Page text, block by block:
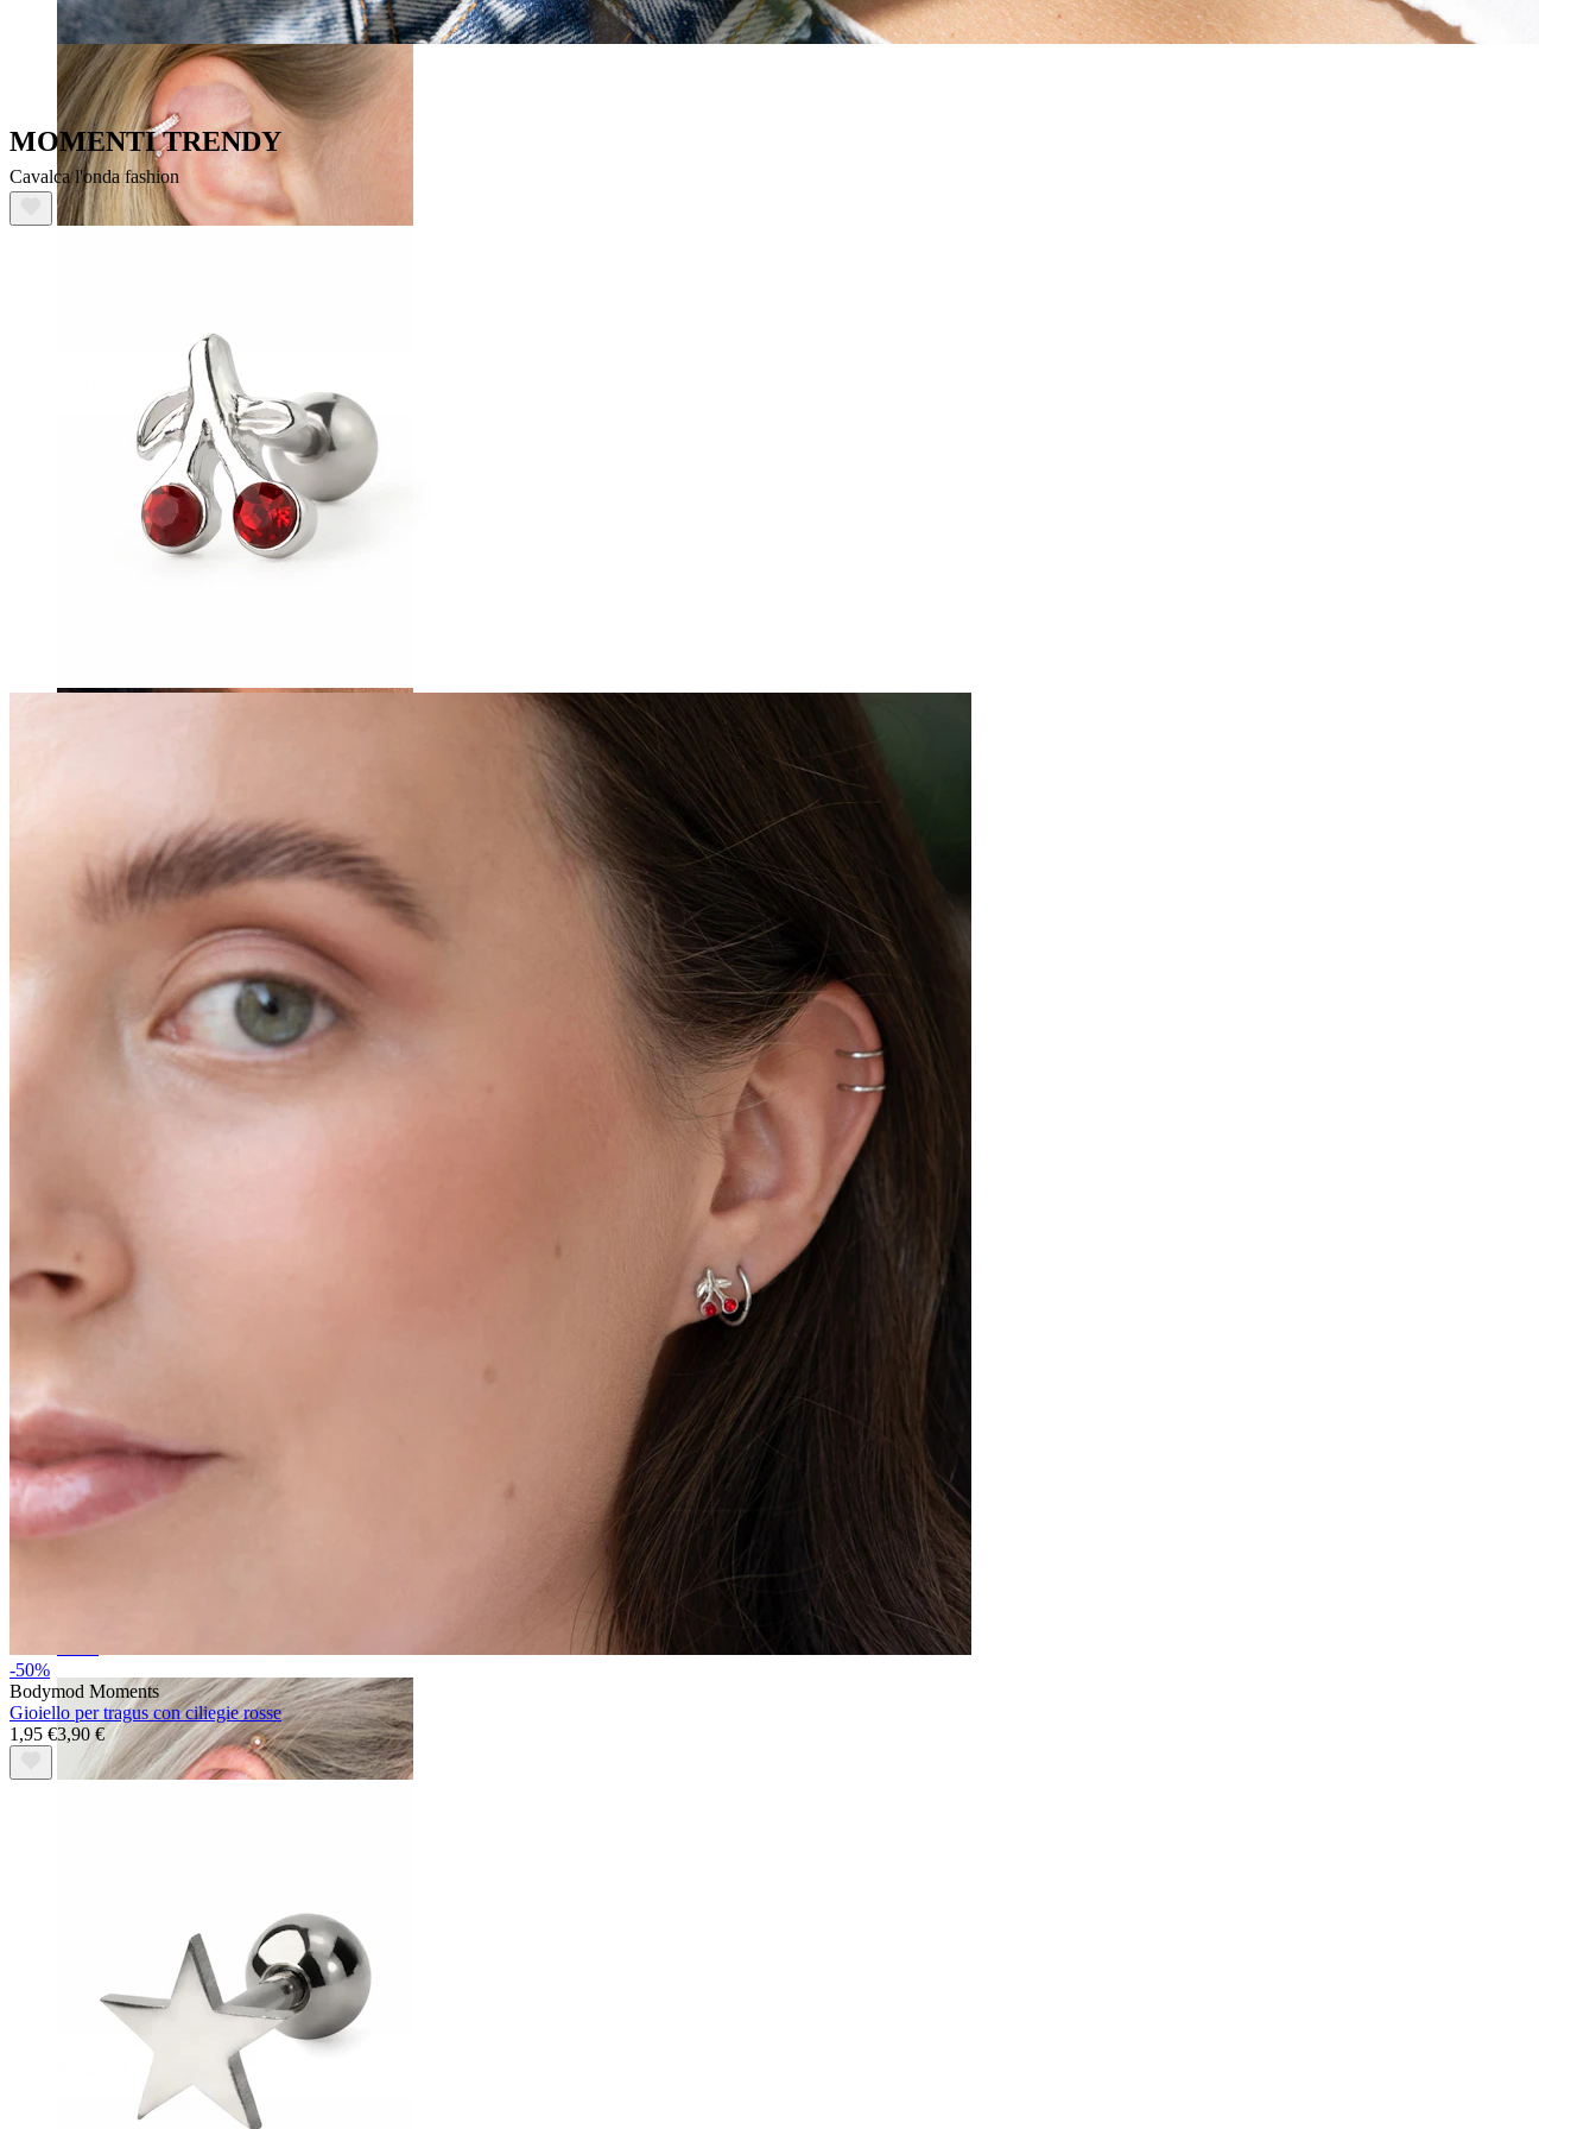
MOMENTI TRENDY
Cavalca l'onda fashion
-50%
Bodymod Moments
Gioiello per tragus con ciliegie rosse
1,95 €3,90 €